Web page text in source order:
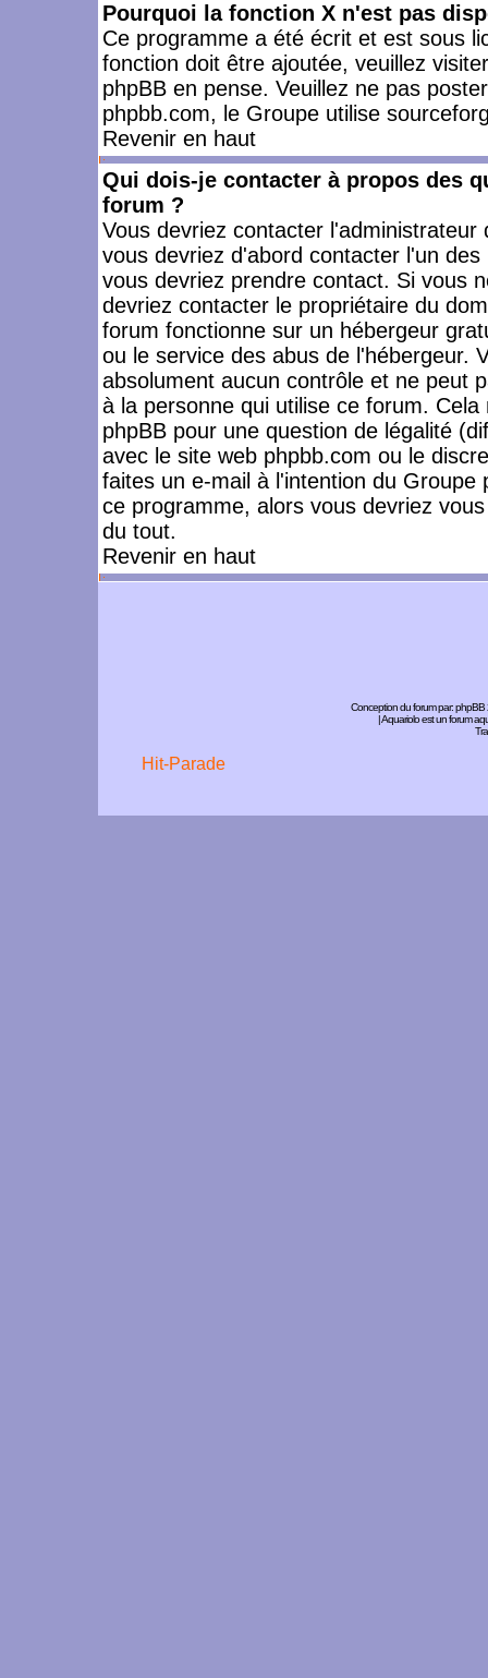
Pourquoi la fonction X n'est pas
Ce programme a été écrit et est sous
fonction doit être ajoutée, veuillez
phpBB en pense. Veuillez ne pas
phpbb.com, le Groupe utilise
Revenir en haut
Qui dois-je contacter à propos des
forum ?
Vous devriez contacter
vous devriez d'abord contacter l'un
vous devriez prendre contact. Si vous
devriez contacter le propriétaire du
forum fonctionne sur un hébergeur
ou le service des abus de l'hébergeur.
absolument aucun contrôle et ne peut
à la personne qui utilise ce forum.
phpBB pour une question de légalité
avec le site web phpbb.com ou le
faites un e-mail à l'intention du
ce programme, alors vous devriez
du tout.
Revenir en haut
Conception du forum par:phpBB
| Aquariolo est un forum